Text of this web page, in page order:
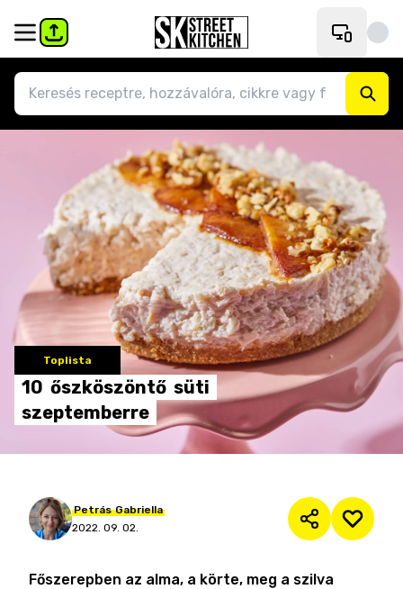
Toplista
10 őszköszöntő süti
szeptemberre
Petrás Gabriella
2022. 09. 02.
Főszerepben az alma, a körte, meg a szilva